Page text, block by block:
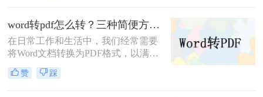
助你轻松实现Word到PDF的转换。
word转pdf怎么转？三种简便方法，轻松实现格式转换！
在日常工作和生活中，我们经常需要
将Word文档转换为PDF格式，以满足
不同的需求。PDF作为一种通用的文
件格式，具有跨平台、易阅读、不易
赞 踩